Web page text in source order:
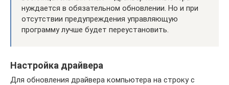
нуждается в обязательном обновлении. Но и при
отсутствии предупреждения управляющую
программу лучше будет переустановить.
Настройка драйвера
Для обновления драйвера компьютера на строку с